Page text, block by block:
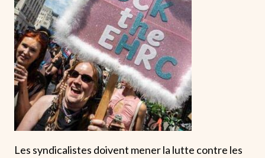
Les syndicalistes doivent mener la lutte contre les